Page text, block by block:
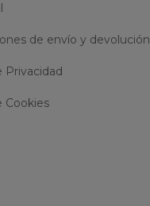
de envío y devolución
Privacidad
Cookies